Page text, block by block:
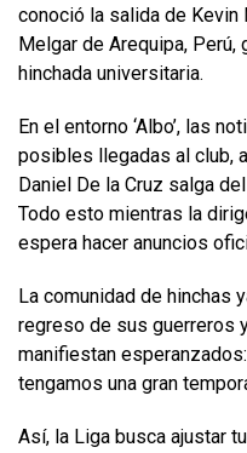
conoció la salida de Kevin
Melgar de Arequipa,
hinchada universitaria.
En el entorno ‘Albo’, las
posibles llegadas al club,
Daniel De la Cruz salga
Todo esto mientras la
espera hacer anuncios
La comunidad de hinchas
regreso de sus guerreros
manifiestan
tengamos una gran
Así, la Liga busca ajustar